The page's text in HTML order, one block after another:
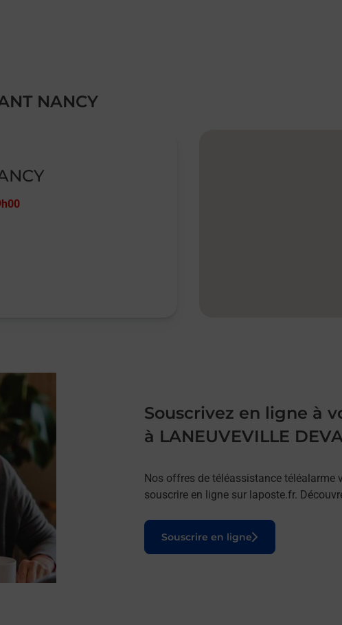
NANCY
Souscrivez en ligne à
à LANEUVEVILLE
Nos offres de téléassistance téléalarme
souscrire en ligne sur laposte.fr.
Souscrire en ligne
Le lien s'ouvre dans un nouvel onglet